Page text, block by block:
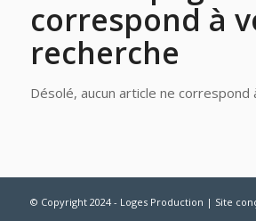
correspond à
recherche
Désolé, aucun article ne
© Copyright 2024 - Loges Production | Site